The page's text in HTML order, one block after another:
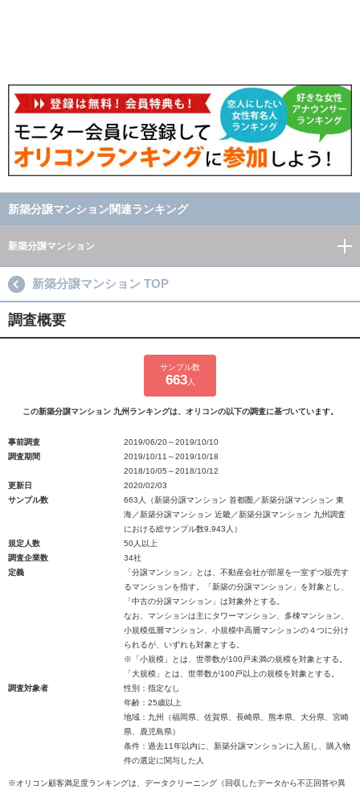
新築分譲マンション関連ランキング
新築分譲マンション
新築分譲マンション TOP
調査概要
サンプル数
663人
この新築分譲マンション 九州ランキングは、オリコンの以下の調査に基づいています。
事前調査
2019/06/20～2019/10/10
調査期間
2019/10/11～2019/10/18
2018/10/05～2018/10/12
更新日
2020/02/03
サンプル数
663人（新築分譲マンション 首都圏／新築分譲マンション 東
海／新築分譲マンション 近畿／新築分譲マンション 九州調査
における総サンプル数9,943人）
規定人数
50人以上
調査企業数
34社
定義
「分譲マンション」とは、不動産会社が部屋を一室ずつ販売す
るマンションを指す。「新築の分譲マンション」を対象とし、
「中古の分譲マンション」は対象外とする。
なお、マンションは主にタワーマンション、多棟マンション、
小規模低層マンション、小規模中高層マンションの４つに分け
られるが、いずれも対象とする。
※「小規模」とは、世帯数が100戸未満の規模を対象とする。
「大規模」とは、世帯数が100戸以上の規模を対象とする。
調査対象者
性別：指定なし
年齢：25歳以上
地域：九州（福岡県、佐賀県、長崎県、熊本県、大分県、宮崎
県、鹿児島県）
条件：過去11年以内に、新築分譲マンションに入居し、購入物
件の選定に関与した人
※オリコン顧客満足度ランキングは、データクリーニング（回収したデータから不正回答や異